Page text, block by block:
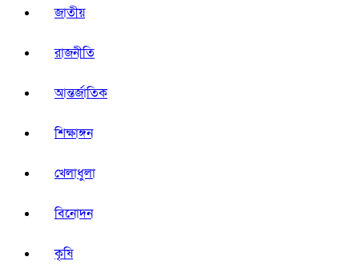
জাতীয়
রাজনীতি
আন্তর্জাতিক
শিক্ষাঙ্গন
খেলাধুলা
বিনোদন
কৃষি